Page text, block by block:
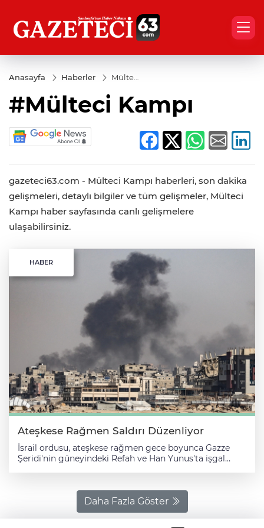
Anasayfa Haberler
Mülteci
#Mülteci Kampı
gazeteci63.com - Mülteci Kampı haberleri, son dakika
gelişmeleri, detaylı bilgiler ve tüm gelişmeler, Mülteci
Kampı haber sayfasında canlı gelişmelere
ulaşabilirsiniz.
HABER
Ateşkese Rağmen Saldırı Düzenliyor
İsrail ordusu, ateşkese rağmen gece boyunca Gazze
Şeridi'nin güneyindeki Refah ve Han Yunus'ta işgal
gerçekleştirdi. Görgü tanıkları ve yerel kaynaklardan
alınan bilgilere göre, İsrail savaş uçakları Refah'ın çeşitli
bölgelerine saldırırken, savaş gemileri de kentin sahil
kesimlerini vurdu. Refah'ın kuzeydoğusundaki "Murac
Daha Fazla Göster